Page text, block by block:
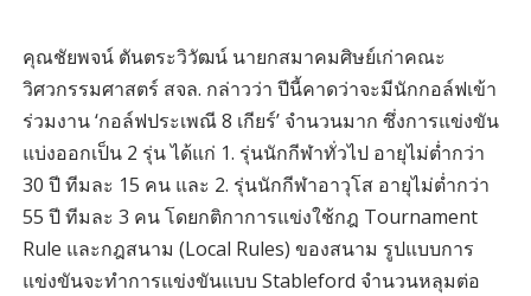
คุณชัยพจน์ ตันตระวิวัฒน์ นายกสมาคมศิษย์เก่าคณะ
วิศวกรรมศาสตร์ สจล. กล่าวว่า ปีนี้คาดว่าจะมีนักกอล์ฟเข้า
ร่วมงาน ‘กอล์ฟประเพณี 8 เกียร์’ จำนวนมาก ซึ่งการแข่งขัน
แบ่งออกเป็น 2 รุ่น ได้แก่ 1. รุ่นนักกีฬาทั่วไป อายุไม่ต่ำกว่า
30 ปี ทีมละ 15 คน และ 2. รุ่นนักกีฬาอาวุโส อายุไม่ต่ำกว่า
55 ปี ทีมละ 3 คน โดยกติกาการแข่งใช้กฎ Tournament
Rule และกฎสนาม (Local Rules) ของสนาม รูปแบบการ
แข่งขันจะทำการแข่งขันแบบ Stableford จำนวนหลุมต่อ